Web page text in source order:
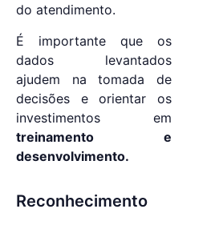
do atendimento.
É importante que os
dados levantados
ajudem na tomada de
decisões e orientar os
investimentos em
treinamento e
desenvolvimento.
Reconhecimento